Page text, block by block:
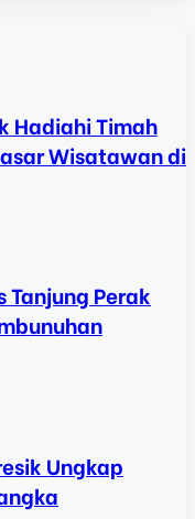
Hadiahi Timah
Wisatawan di
Tanjung Perak
Ungkap